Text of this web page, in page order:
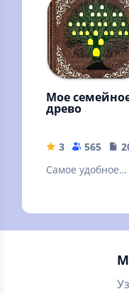
создавайте
с помощью ИИ.
Мое
древо
3 565
Самое удобное
древа